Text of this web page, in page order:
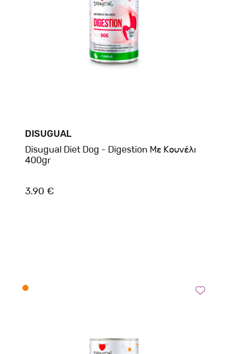
DISUGUAL
Disugual Diet Dog - Digestion Με Κουνέλι
400gr
3.90 €